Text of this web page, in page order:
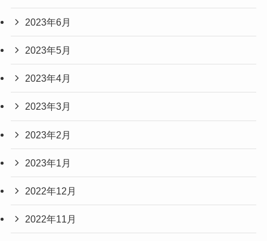
2023年6月
2023年5月
2023年4月
2023年3月
2023年2月
2023年1月
2022年12月
2022年11月